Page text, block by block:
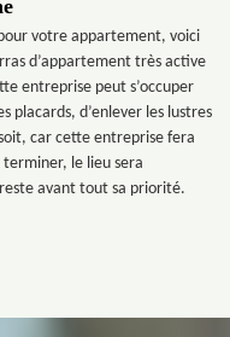
votre appartement, voici
d’appartement très active
entreprise peut s’occuper
placards, d’enlever les lustres
car cette entreprise fera
le lieu sera
avant tout sa priorité.